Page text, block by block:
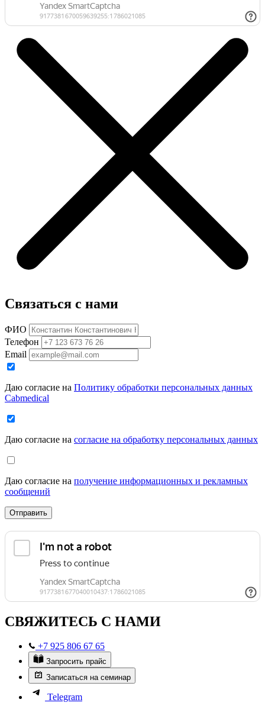
Связаться с нами
ФИО
Телефон
Email
Даю согласие на Политику обработки персональных данных
Cabmedical
Даю согласие на согласие на обработку персональных данных
Даю согласие на получение информационных и рекламных
сообщений
Отправить
СВЯЖИТЕСЬ С НАМИ
+7 925 806 67 65
Запросить прайс
Записаться на семинар
Telegram